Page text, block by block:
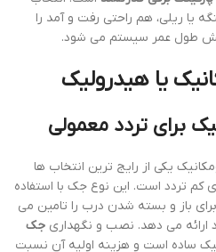
یا ریلی، هم راحتی رفت و آمد را
طول عمر سیستم می شود.
یا هیدرولیک
برای تردد معمولی
یکی از رایج ترین انتخاب ها
کم تردد است. این نوع جک با استفاده
برای باز و بسته شدن درب را تامین می
ارائه می دهد. نصب و نگهداری جک
ساده است و هزینه اولیه آن نسبت